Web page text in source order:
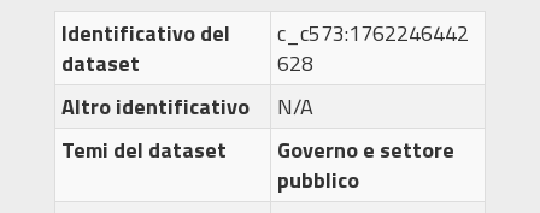
Identificativo del
dataset
c_c573:1762246442
628
Altro identificativo
N/A
Temi del dataset
Governo e settore
pubblico